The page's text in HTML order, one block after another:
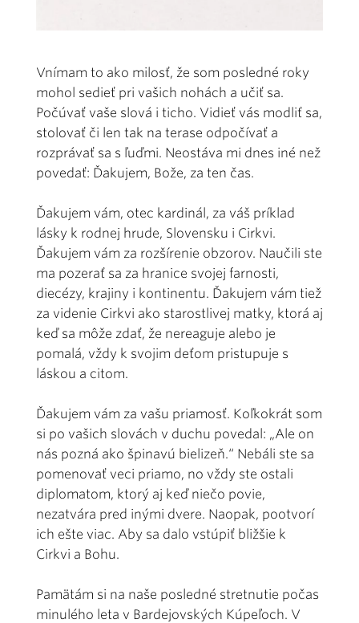
Vnímam to ako milosť, že som posledné roky
mohol sedieť pri vašich nohách a učiť sa.
Počúvať vaše slová i ticho. Vidieť vás modliť sa,
stolovať či len tak na terase odpočívať a
rozprávať sa s ľuďmi. Neostáva mi dnes iné než
povedať: Ďakujem, Bože, za ten čas.
Ďakujem vám, otec kardinál, za váš príklad
lásky k rodnej hrude, Slovensku i Cirkvi.
Ďakujem vám za rozšírenie obzorov. Naučili ste
ma pozerať sa za hranice svojej farnosti,
diecézy, krajiny i kontinentu. Ďakujem vám tiež
za videnie Cirkvi ako starostlivej matky, ktorá aj
keď sa môže zdať, že nereaguje alebo je
pomalá, vždy k svojim deťom pristupuje s
láskou a citom.
Ďakujem vám za vašu priamosť. Koľkokrát som
si po vašich slovách v duchu povedal: „Ale on
nás pozná ako špinavú bielizeň.“ Nebáli ste sa
pomenovať veci priamo, no vždy ste ostali
diplomatom, ktorý aj keď niečo povie,
nezatvára pred inými dvere. Naopak, pootvorí
ich ešte viac. Aby sa dalo vstúpiť bližšie k
Cirkvi a Bohu.
Pamätám si na naše posledné stretnutie počas
minulého leta v Bardejovských Kúpeľoch. V